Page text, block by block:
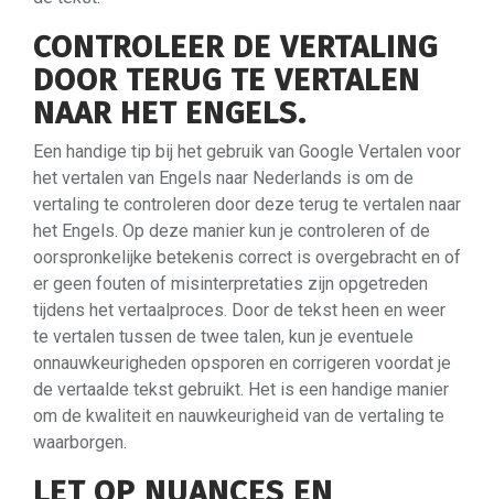
CONTROLEER DE VERTALING
DOOR TERUG TE VERTALEN
NAAR HET ENGELS.
Een handige tip bij het gebruik van Google Vertalen voor
het vertalen van Engels naar Nederlands is om de
vertaling te controleren door deze terug te vertalen naar
het Engels. Op deze manier kun je controleren of de
oorspronkelijke betekenis correct is overgebracht en of
er geen fouten of misinterpretaties zijn opgetreden
tijdens het vertaalproces. Door de tekst heen en weer
te vertalen tussen de twee talen, kun je eventuele
onnauwkeurigheden opsporen en corrigeren voordat je
de vertaalde tekst gebruikt. Het is een handige manier
om de kwaliteit en nauwkeurigheid van de vertaling te
waarborgen.
LET OP NUANCES EN